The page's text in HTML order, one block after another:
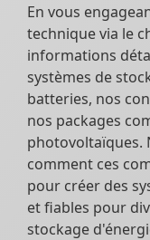
En vous
technique via le
informations
systèmes de
batteries, nos
nos packages
photovoltaïques.
comment ces
pour créer des
et fiables pour
stockage